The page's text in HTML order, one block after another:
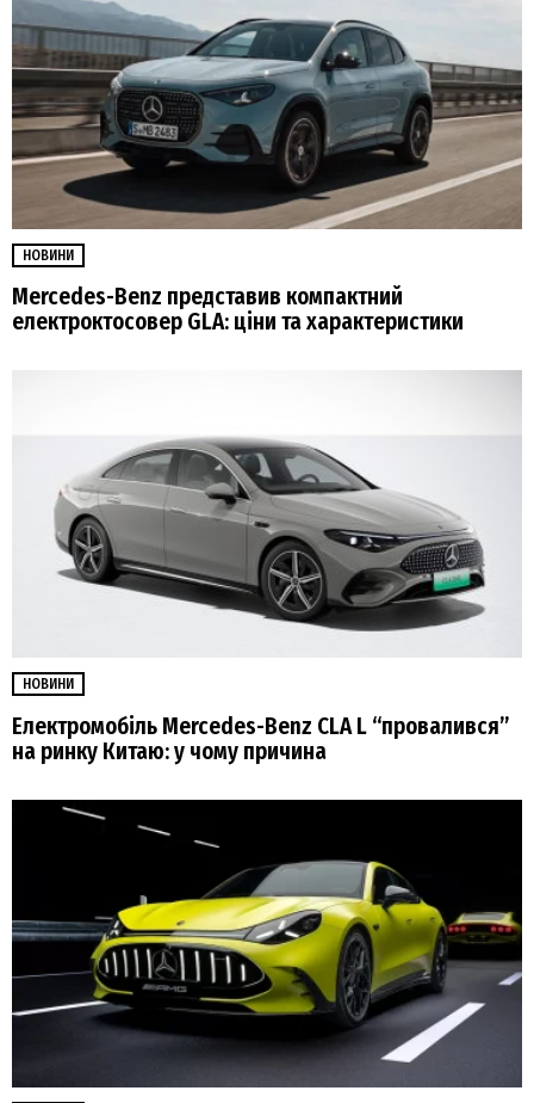
НОВИНИ
Mercedes-Benz представив компактний
електроктосовер GLA: ціни та характеристики
НОВИНИ
Електромобіль Mercedes-Benz CLA L “провалився”
на ринку Китаю: у чому причина